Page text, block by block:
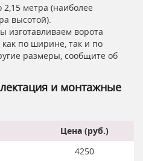
метра (наиболее
высотой).
изготавливаем ворота
по ширине, так и по
размеры, сообщите об
и монтажные
Цена (руб.)
4250